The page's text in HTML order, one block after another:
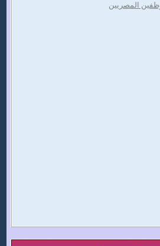
المصريين